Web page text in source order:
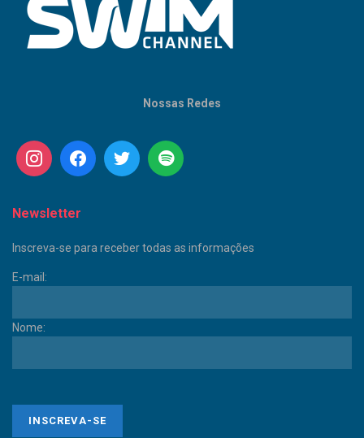
Nossas Redes
Newsletter
Inscreva-se para receber todas as informações
E-mail:
Nome: